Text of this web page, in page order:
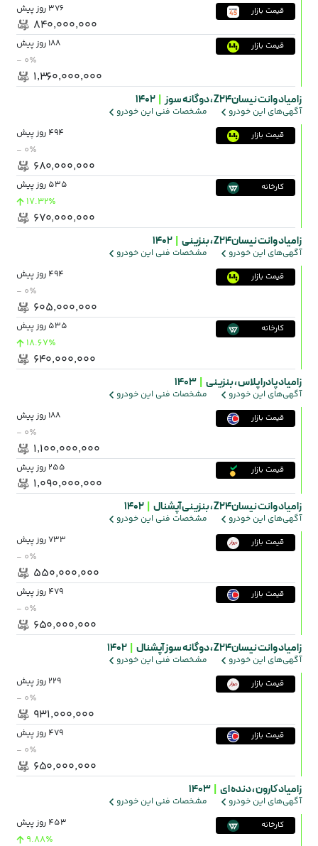
قیمت بازار 376 روز پیش
۸۴۰٬۰۰۰٬۰۰۰
قیمت بازار 188 روز پیش
- ۰٪
۱٬۳۶۰٬۰۰۰٬۰۰۰
زامیاد وانت نیسانZ24 ، دوگانه سوز 1402
آگهی‌های این خودرو مشخصات فنی این خودرو
قیمت بازار 494 روز پیش
- ۰٪
۶۸۰٬۰۰۰٬۰۰۰
کارخانه 535 روز پیش
17.32٪
۶۷۰٬۰۰۰٬۰۰۰
زامیاد وانت نیسانZ24 ، بنزینی 1402
آگهی‌های این خودرو مشخصات فنی این خودرو
قیمت بازار 494 روز پیش
- ۰٪
۶۰۵٬۰۰۰٬۰۰۰
کارخانه 535 روز پیش
18.67٪
۶۴۰٬۰۰۰٬۰۰۰
زامیاد پادرا پلاس ،بنزینی 1403
آگهی‌های این خودرو مشخصات فنی این خودرو
قیمت بازار 188 روز پیش
- ۰٪
۱٬۱۰۰٬۰۰۰٬۰۰۰
قیمت بازار 255 روز پیش
۱٬۰۹۰٬۰۰۰٬۰۰۰
زامیاد وانت نیسانZ24 ، بنزینی آپشنال 1402
آگهی‌های این خودرو مشخصات فنی این خودرو
قیمت بازار 733 روز پیش
- ۰٪
۵۵۰٬۰۰۰٬۰۰۰
قیمت بازار 479 روز پیش
- ۰٪
۶۵۰٬۰۰۰٬۰۰۰
زامیاد وانت نیسانZ24 ، دوگانه سوز آپشنال 1402
آگهی‌های این خودرو مشخصات فنی این خودرو
قیمت بازار 229 روز پیش
- ۰٪
۹۳۱٬۰۰۰٬۰۰۰
قیمت بازار 479 روز پیش
- ۰٪
۶۵۰٬۰۰۰٬۰۰۰
زامیاد کارون ،دنده ای 1403
آگهی‌های این خودرو مشخصات فنی این خودرو
کارخانه 453 روز پیش
9.88٪